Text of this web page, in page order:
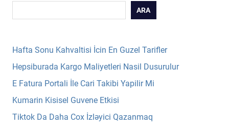
ARA
Hafta Sonu Kahvaltisi İcin En Guzel Tarifler
Hepsiburada Kargo Maliyetleri Nasil Dusurulur
E Fatura Portali İle Cari Takibi Yapilir Mi
Kumarin Kisisel Guvene Etkisi
Tiktok Da Daha Cox İzləyici Qazanmaq